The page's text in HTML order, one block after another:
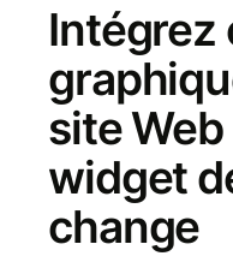
Intégrez
site
widget
change